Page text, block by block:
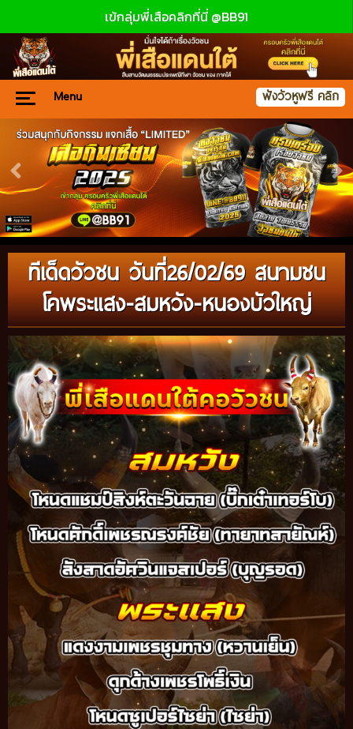
เข้กลุ่มพี่เสือคลิกที่นี่ @BB91
Menu ฟังวัวหูฟรี คลิก
ทีเด็ดวัวชน วันที่26/02/69 สนามชน
โคพระแสง-สมหวัง-หนองบัวใหญ่